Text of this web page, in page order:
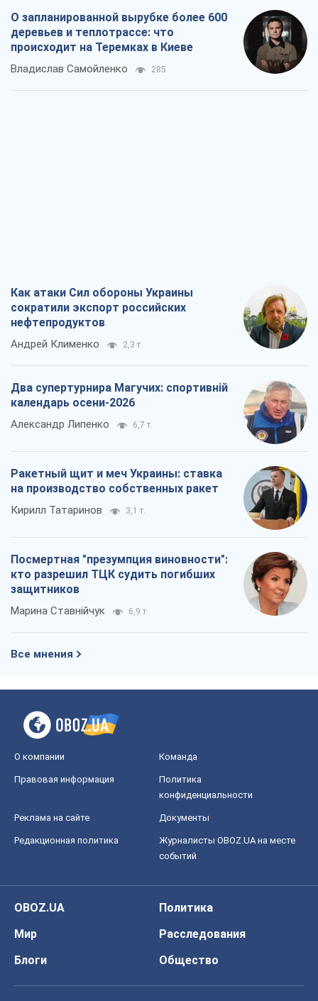
О запланированной вырубке более 600
деревьев и теплотрассе: что
происходит на Теремках в Киеве
Владислав Самойленко 285
Как атаки Сил обороны Украины
сократили экспорт российских
нефтепродуктов
Андрей Клименко 2,3 т.
Два супертурнира Магучих: спортивній
календарь осени-2026
Александр Липенко 6,7 т.
Ракетный щит и меч Украины: ставка
на производство собственных ракет
Кирилл Татаринов 3,1 т.
Посмертная "презумпция виновности":
кто разрешил ТЦК судить погибших
защитников
Марина Ставнійчук 6,9 т.
Все мнения
О компании Команда
Правовая информация
Политика
конфиденциальности
Реклама на сайте Документы
Редакционная политика
Журналисты OBOZ.UA на месте
событий
OBOZ.UA
Политика
Мир
Расследования
Блоги
Общество